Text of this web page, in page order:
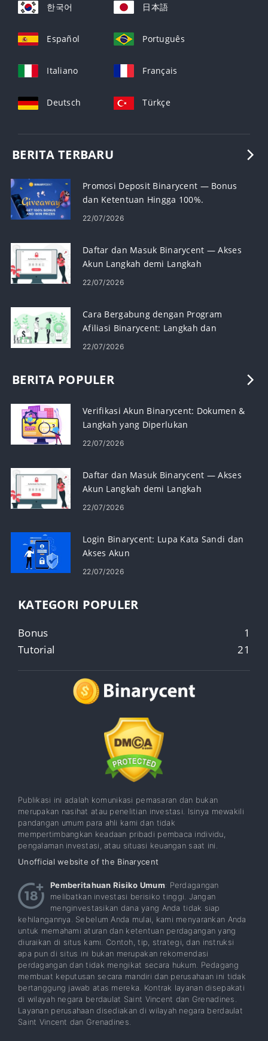
한국어 日本語
Español Português
Italiano Français
Deutsch Türkçe
BERITA TERBARU
Promosi Deposit Binarycent — Bonus
dan Ketentuan Hingga 100%.
22/07/2026
Daftar dan Masuk Binarycent — Akses
Akun Langkah demi Langkah
22/07/2026
Cara Bergabung dengan Program
Afiliasi Binarycent: Langkah dan
Persyaratan
22/07/2026
BERITA POPULER
Verifikasi Akun Binarycent: Dokumen &
Langkah yang Diperlukan
22/07/2026
Daftar dan Masuk Binarycent — Akses
Akun Langkah demi Langkah
22/07/2026
Login Binarycent: Lupa Kata Sandi dan
Akses Akun
22/07/2026
KATEGORI POPULER
Bonus
1
Tutorial
21
Publikasi ini adalah komunikasi pemasaran dan bukan
merupakan nasihat atau penelitian investasi. Isinya mewakili
pandangan umum para ahli kami dan tidak
mempertimbangkan keadaan pribadi pembaca individu,
pengalaman investasi, atau situasi keuangan saat ini.
Unofficial website of the Binarycent
Pemberitahuan Risiko Umum: Perdagangan
melibatkan investasi berisiko tinggi. Jangan
menginvestasikan dana yang Anda tidak siap
kehilangannya. Sebelum Anda mulai, kami menyarankan Anda
untuk memahami aturan dan ketentuan perdagangan yang
diuraikan di situs kami. Contoh, tip, strategi, dan instruksi
apa pun di situs ini bukan merupakan rekomendasi
perdagangan dan tidak mengikat secara hukum. Pedagang
membuat keputusan secara mandiri dan perusahaan ini tidak
bertanggung jawab atas mereka. Kontrak layanan disepakati
di wilayah negara berdaulat Saint Vincent dan Grenadines.
Layanan perusahaan disediakan di wilayah negara berdaulat
Saint Vincent dan Grenadines.